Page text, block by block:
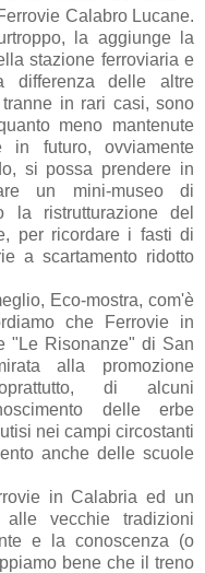
Calabro Lucane.
la aggiunge la
stazione ferroviaria e
differenza delle altre
in rari casi, sono
meno mantenute
futuro, ovviamente
si possa prendere in
un mini-museo di
la ristrutturazione del
per ricordare i fasti di
a scartamento ridotto
Eco-mostra, com'è
che Ferrovie in
"Le Risonanze" di San
alla promozione
di alcuni
delle erbe
nei campi circostanti
anche delle scuole
in Calabria ed un
vecchie tradizioni
e la conoscenza (o
bene che il treno